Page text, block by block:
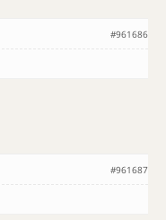
#961686
#961687